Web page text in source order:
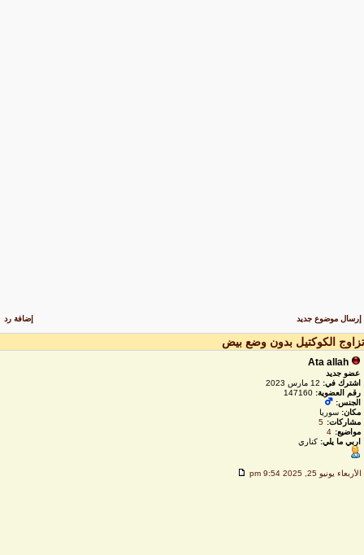
إرسال موضوع جديد إضافة رد
الكوكتيل بدون وضع بيض
Ata allah
عضو جديد
اشترك في:12 مارس 2023
رقم العضوية:147160
الجنس:
مكان:سوريا
مشاركات:
5
مواضيع:
4
اربي ما يلي:كناري
الأربعاء يونيو 25, 2025 9:54 pm